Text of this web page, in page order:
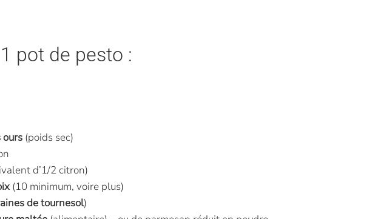
pot de pesto :
ours (poids sec)
d’1/2 citron)
(10 minimum, voire plus)
detournesol)